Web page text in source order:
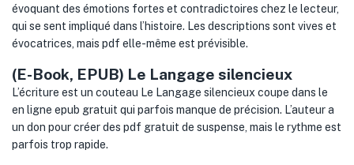
évoquant des émotions fortes et contradictoires chez le lecteur,
qui se sent impliqué dans l’histoire. Les descriptions sont vives et
évocatrices, mais pdf elle-même est prévisible.
(E-Book, EPUB) Le Langage silencieux
L’écriture est un couteau Le Langage silencieux coupe dans le
en ligne epub gratuit qui parfois manque de précision. L’auteur a
un don pour créer des pdf gratuit de suspense, mais le rythme est
parfois trop rapide.